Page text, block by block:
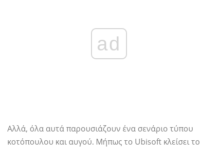
ad
Αλλά, όλα αυτά παρουσιάζουν ένα σενάριο τύπου
κοτόπουλου και αυγού. Μήπως το Ubisoft κλείσει το